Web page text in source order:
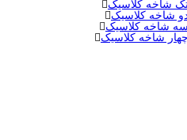
تک شاخه کلاسیک
شاخه کلاسیک
سه شاخه کلاسیک
شاخه کلاسیک